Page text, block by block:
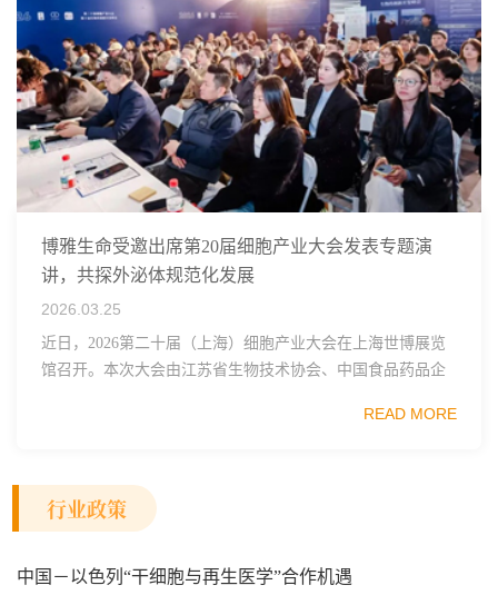
博雅生命受邀出席第20届细胞产业大会发表专题演
讲，共探外泌体规范化发展
2026.03.25
近日，2026第二十届（上海）细胞产业大会在上海世博展览
馆召开。本次大会由江苏省生物技术协会、中国食品药品企
范区生物医药行业协会、瑞士日内瓦长寿科学...
READ MORE
行业政策
中国－以色列“干细胞与再生医学”合作机遇